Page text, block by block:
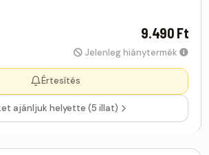
9.490 Ft
Jelenleg hiánytermék
Értesítés
ajánljuk helyette (5 illat)